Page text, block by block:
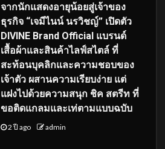
จากนักแสดงอายุน้อยสู่เจ้าของ
ธุรกิจ “เจมีไนน์ นรวิชญ์” เปิดตัว
DIVINE Brand Official แบรนด์
เสื้อผ้าและสินค้าไลฟ์สไตล์ ที่
สะท้อนบุคลิกและความชอบของ
เจ้าตัว ผสานความเรียบง่าย แต่
แฝงไปด้วยความสนุก ชิค สตรีท ที่
ขอติดแกลมและเท่ตามแบบฉบับ
2 ปี ago admin